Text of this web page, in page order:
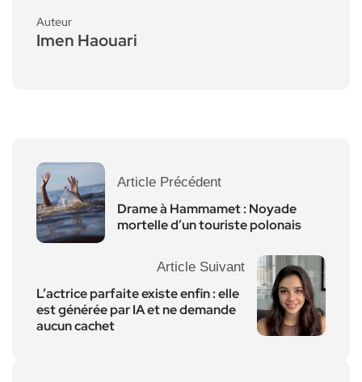
Auteur
Imen Haouari
Article Précédent
Drame à Hammamet : Noyade
mortelle d’un touriste polonais
Article Suivant
L’actrice parfaite existe enfin : elle
est générée par IA et ne demande
aucun cachet